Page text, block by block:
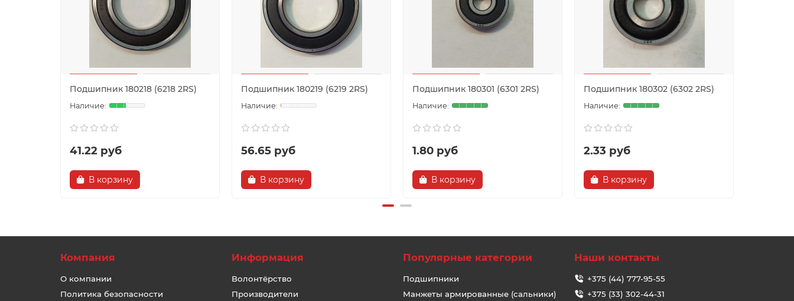
Подшипник 180218 (6218 2RS)
41.22 руб
В корзину
Подшипник 180219 (6219 2RS)
56.65 руб
В корзину
Подшипник 180301 (6301 2RS)
1.80 руб
В корзину
Подшипник 180302 (6302 2RS)
2.33 руб
В корзину
Компания
О компании
Политика безопасности
Информация
Волонтёрство
Производители
Популярные категории
Подшипники
Манжеты армированные (сальники)
Наши контакты
+375 (44) 777-95-55
+375 (33) 302-44-31